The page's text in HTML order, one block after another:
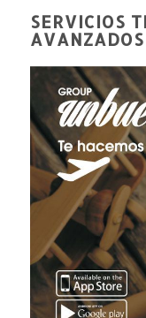
SERVICIOS
AVANZADOS